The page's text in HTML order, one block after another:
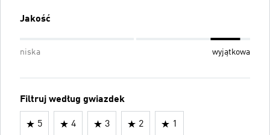
Jakość
niska wyjątkowa
Filtruj według gwiazdek
5 4 3 2 1